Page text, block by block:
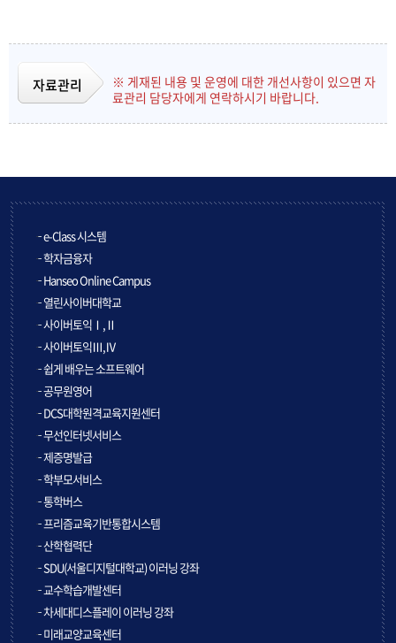
자료관리
※ 게재된 내용 및 운영에 대한 개선사항이 있으면 자
료관리 담당자에게 연락하시기 바랍니다.
e-Class 시스템
학자금융자
Hanseo Online Campus
열린사이버대학교
사이버토익Ⅰ,Ⅱ
사이버토익Ⅲ,Ⅳ
쉽게 배우는 소프트웨어
공무원영어
DCS대학원격교육지원센터
무선인터넷서비스
제증명발급
학부모서비스
통학버스
프리즘교육기반통합시스템
산학협력단
SDU(서울디지털대학교) 이러닝 강좌
교수학습개발센터
차세대디스플레이 이러닝 강좌
미래교양교육센터